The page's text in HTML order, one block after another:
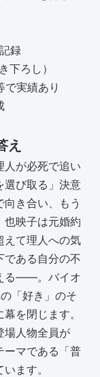
録
下ろし）
実績あり
え
人が必死で追い
選び取る」決意
き合い、もう
也映子は元婚約
えて理人への気
である自分の不
る――。バイオ
「好き」のそ
を閉じます。
場人物全員が
ーマである「普
ます。